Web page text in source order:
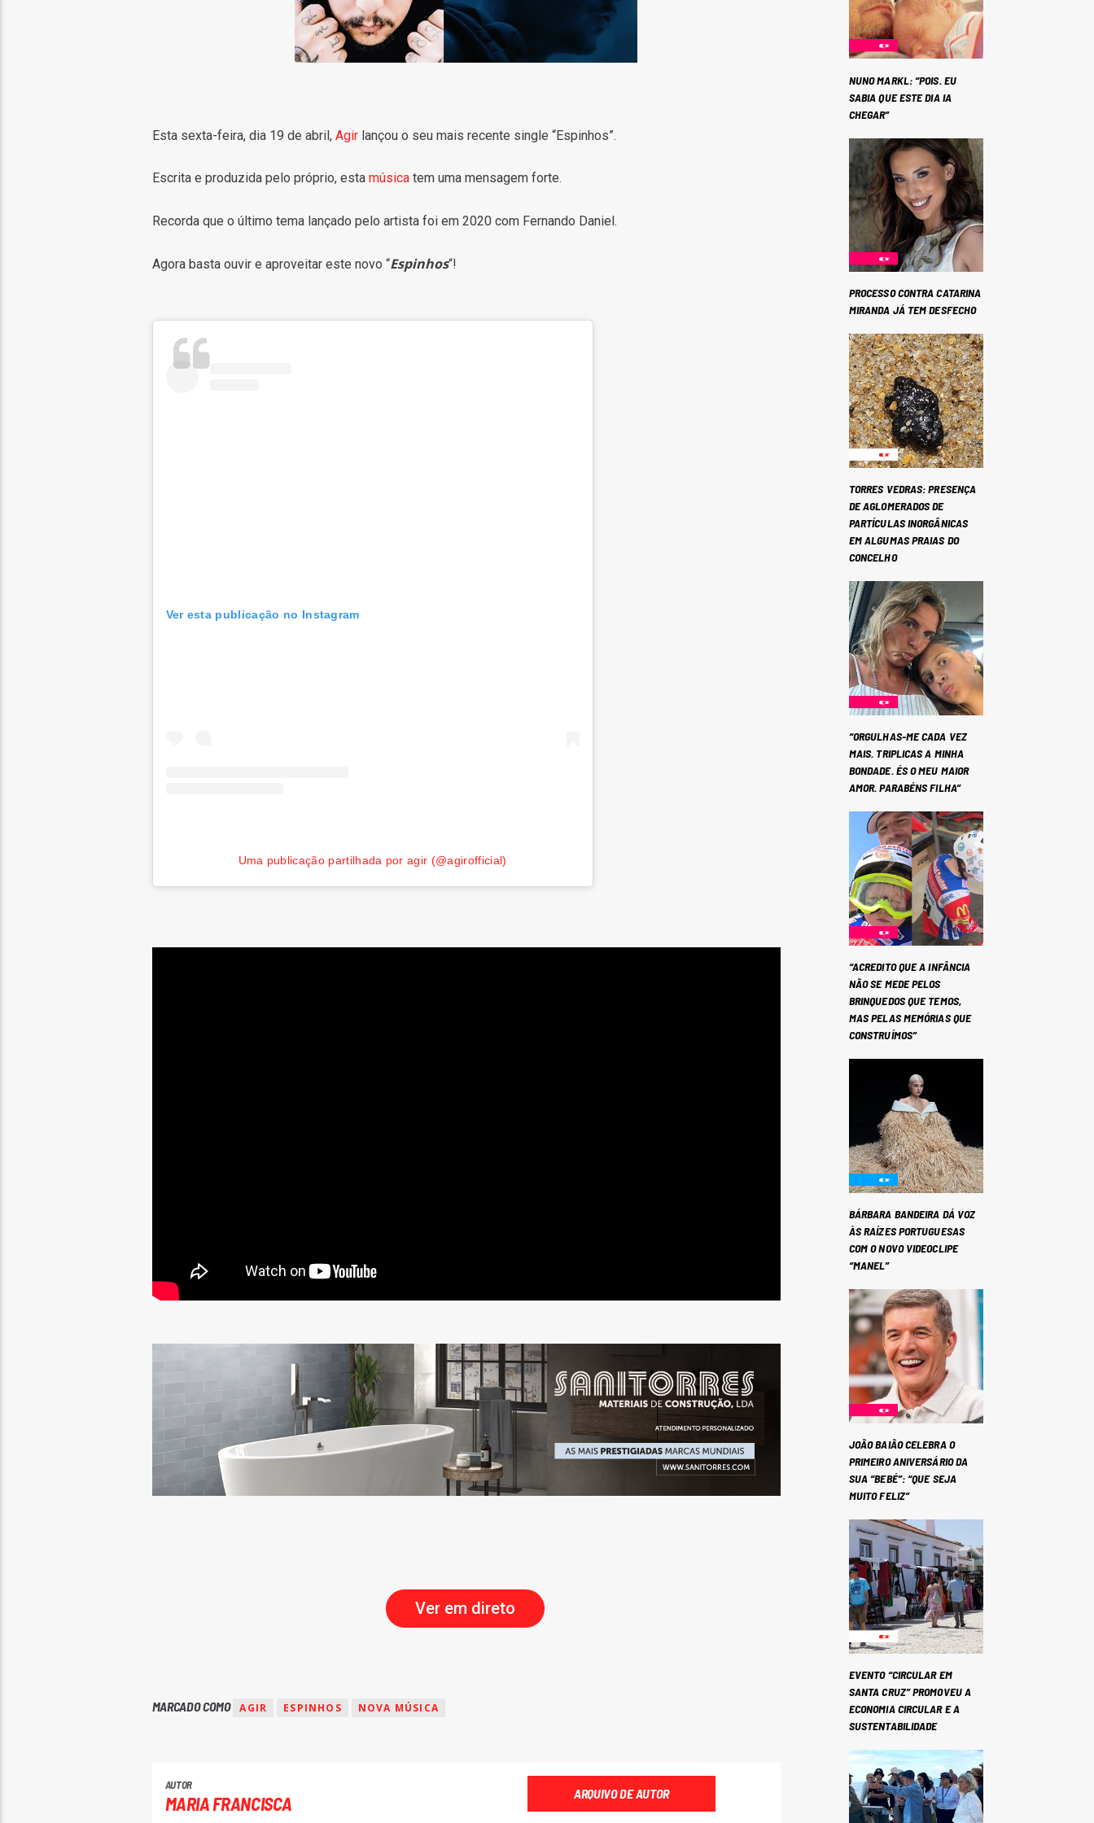
Esta sexta-feira, dia 19 de abril, Agirlançou o seu mais recente single “Espinhos”.
Escrita e produzida pelo próprio, esta músicatem uma mensagem forte.
Recorda que o último tema lançado pelo artista foi em 2020 com Fernando Daniel.
Agora basta ouvir e aproveitar este novo “Espinhos“!
Ver esta publicação no Instagram
Uma publicação partilhada por agir (@agirofficial)
Ver em direto
MARCADO COMO AGIR ESPINHOS NOVA MÚSICA
AUTOR
MARIA FRANCISCA ARQUIVO DE AUTOR
NUNO MARKL: “POIS. EU
SABIA QUE ESTE DIA IA
CHEGAR”
PROCESSO CONTRA CATARINA
MIRANDA JÁ TEM DESFECHO
TORRES VEDRAS: PRESENÇA
DE AGLOMERADOS DE
PARTÍCULAS INORGÂNICAS
EM ALGUMAS PRAIAS DO
CONCELHO
“ORGULHAS-ME CADA VEZ
MAIS. TRIPLICAS A MINHA
BONDADE. ÉS O MEU MAIOR
AMOR. PARABÉNS FILHA”
“ACREDITO QUE A INFÂNCIA
NÃO SE MEDE PELOS
BRINQUEDOS QUE TEMOS,
MAS PELAS MEMÓRIAS QUE
CONSTRUÍMOS”
BÁRBARA BANDEIRA DÁ VOZ
ÀS RAÍZES PORTUGUESAS
COM O NOVO VIDEOCLIPE
“MANEL”
JOÃO BAIÃO CELEBRA O
PRIMEIRO ANIVERSÁRIO DA
SUA “BEBÉ”: “QUE SEJA
MUITO FELIZ”
EVENTO “CIRCULAR EM
SANTA CRUZ” PROMOVEU A
ECONOMIA CIRCULAR E A
SUSTENTABILIDADE